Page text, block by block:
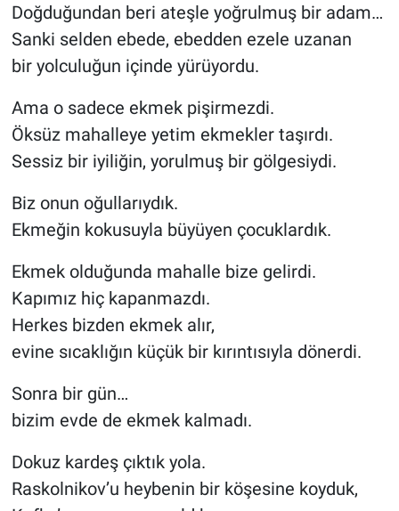
Doğduğundan beri ateşle yoğrulmuş bir adam…
Sanki selden ebede, ebedden ezele uzanan
bir yolculuğun içinde yürüyordu.
Ama o sadece ekmek pişirmezdi.
Öksüz mahalleye yetim ekmekler taşırdı.
Sessiz bir iyiliğin, yorulmuş bir gölgesiydi.
Biz onun oğullarıydık.
Ekmeğin kokusuyla büyüyen çocuklardık.
Ekmek olduğunda mahalle bize gelirdi.
Kapımız hiç kapanmazdı.
Herkes bizden ekmek alır,
evine sıcaklığın küçük bir kırıntısıyla dönerdi.
Sonra bir gün…
bizim evde de ekmek kalmadı.
Dokuz kardeş çıktık yola.
Raskolnikov’u heybenin bir köşesine koyduk,